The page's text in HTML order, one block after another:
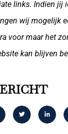
links. Indien jij
wij mogelijk
voor maar het
kan blijven